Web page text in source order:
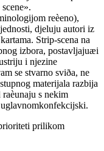
reèeno),
djeluju autori iz
Strip-scena na
izbora, postavljajuæi
i njezine
se stvarno sviða, ne
materijala razbija
s nekim
prilikom